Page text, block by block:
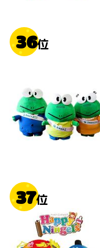
36位
37位